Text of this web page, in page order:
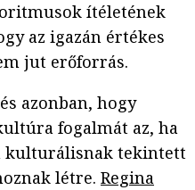
ítéletének
az igazán értékes
jut erőforrás.
azonban, hogy
fogalmát az, ha
kulturálisnak tekintett
létre. Regina